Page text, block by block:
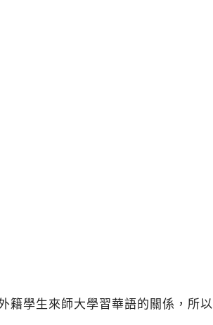
籍學生來師大學習華語的關係，所以